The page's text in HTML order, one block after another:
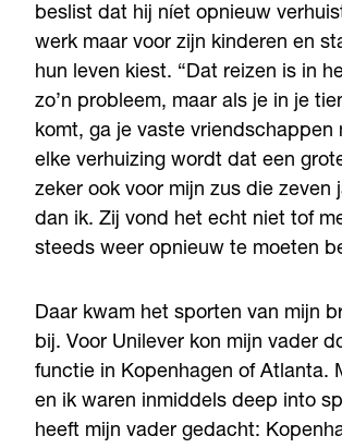
beslist dat hij níet opnieuw
werk maar voor zijn kinderen en
hun leven kiest. “Dat reizen is in
zo’n probleem, maar als je in je
komt, ga je vaste vriendschappen
elke verhuizing wordt dat een
zeker ook voor mijn zus die zeven
dan ik. Zij vond het echt niet tof
steeds weer opnieuw te moeten
Daar kwam het sporten van mijn
bij. Voor Unilever kon mijn vader
functie in Kopenhagen of Atlanta.
en ik waren inmiddels deep into
heeft mijn vader gedacht: